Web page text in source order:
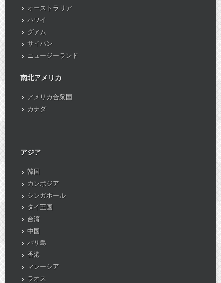
オーストラリア
ハワイ
グアム
サイパン
ニュージーランド
南北アメリカ
アメリカ合衆国
カナダ
アジア
韓国
カンボジア
シンガポール
タイ王国
台湾
中国
バリ島
香港
マレーシア
ラオス